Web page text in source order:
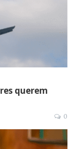
querem
0